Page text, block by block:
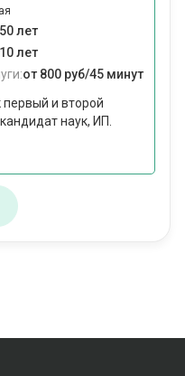
50 лет
лет
от 800 руб/45 минут
и второй
наук, ИП.